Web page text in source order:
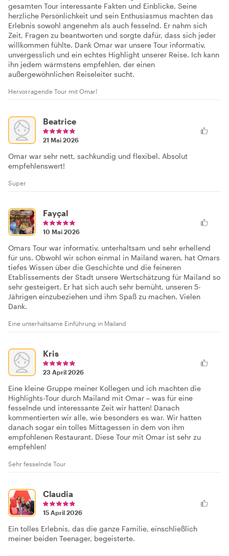
gesamten Tour interessante Fakten und Einblicke. Seine
herzliche Persönlichkeit und sein Enthusiasmus machten das
Erlebnis sowohl angenehm als auch fesselnd. Er nahm sich
Zeit, Fragen zu beantworten und sorgte dafür, dass sich jeder
willkommen fühlte. Dank Omar war unsere Tour informativ,
unvergesslich und ein echtes Highlight unserer Reise. Ich kann
ihn jedem wärmstens empfehlen, der einen
außergewöhnlichen Reiseleiter sucht.
Hervorragende Tour mit Omar!
Beatrice
21 Mai 2026
Omar war sehr nett, sachkundig und flexibel. Absolut
empfehlenswert!
Super
Fayçal
10 Mai 2026
Omars Tour war informativ, unterhaltsam und sehr erhellend
für uns. Obwohl wir schon einmal in Mailand waren, hat Omars
tiefes Wissen über die Geschichte und die feineren
Etablissements der Stadt unsere Wertschätzung für Mailand so
sehr gesteigert. Er hat sich auch sehr bemüht, unseren 5-
Jährigen einzubeziehen und ihm Spaß zu machen. Vielen
Dank.
Eine unterhaltsame Einführung in Mailand
Kris
23 April 2026
Eine kleine Gruppe meiner Kollegen und ich machten die
Highlights-Tour durch Mailand mit Omar – was für eine
fesselnde und interessante Zeit wir hatten! Danach
kommentierten wir alle, wie besonders es war. Wir hatten
danach sogar ein tolles Mittagessen in dem von ihm
empfohlenen Restaurant. Diese Tour mit Omar ist sehr zu
empfehlen!
Sehr fesselnde Tour
Claudia
15 April 2026
Ein tolles Erlebnis, das die ganze Familie, einschließlich
meiner beiden Teenager, begeisterte.